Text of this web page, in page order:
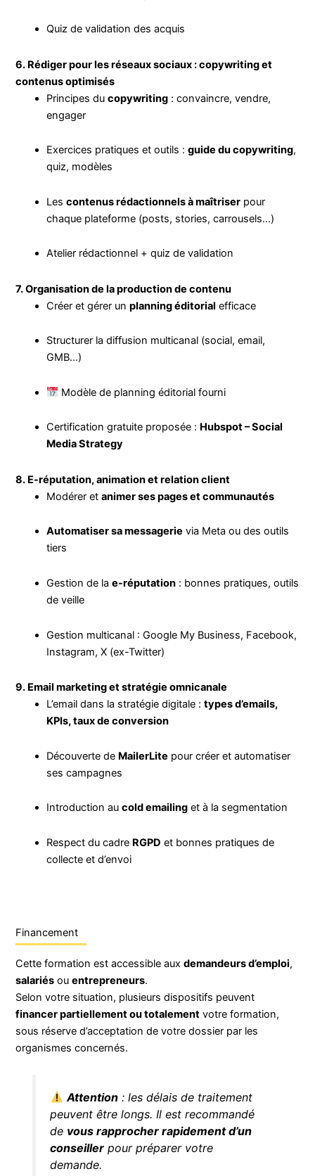
Quiz de validation des acquis
6. Rédiger pour les réseaux sociaux : copywriting et
contenus optimisés
Principes ducopywriting : convaincre, vendre,
engager
Exercices pratiques et outils :guide du copywriting,
quiz, modèles
Lescontenus rédactionnels à maîtriser pour
chaque plateforme (posts, stories, carrousels…)
Atelier rédactionnel + quiz de validation
7. Organisation de la production de contenu
Créer et gérer unplanning éditorial efficace
Structurer la diffusion multicanal (social, email,
GMB…)
Modèle de planning éditorial fourni
Certification gratuite proposée : Hubspot – Social
Media Strategy
8. E-réputation, animation et relation client
Modérer etanimer ses pages et communautés
Automatiser sa messagerie via Meta ou des outils
tiers
Gestion de lae-réputation : bonnes pratiques, outils
de veille
Gestion multicanal : Google My Business, Facebook,
Instagram, X (ex-Twitter)
9. Email marketing et stratégie omnicanale
L’email dans la stratégie digitale :types d’emails,
KPIs, taux de conversion
Découverte de MailerLite pour créer et automatiser
ses campagnes
Introduction aucold emailing et à la segmentation
Respect du cadre RGPD et bonnes pratiques de
collecte et d’envoi
Financement
Cette formation est accessible auxdemandeurs d’emploi,
salariés ouentrepreneurs.
Selon votre situation, plusieurs dispositifs peuvent
financer partiellement ou totalement votre formation,
sous réserve d’acceptation de votre dossier par les
organismes concernés.
Attention: les délais de traitement
peuvent être longs. Il est recommandé
de vous rapprocher rapidement d’un
conseiller pour préparer votre
demande.